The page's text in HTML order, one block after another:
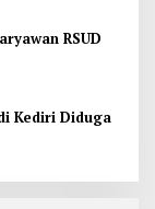
RSUD
Kediri Diduga